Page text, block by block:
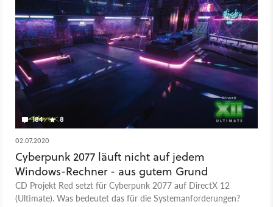
184 8
02.07.2020
Cyberpunk 2077 läuft nicht auf jedem
Windows-Rechner - aus gutem Grund
CD Projekt Red setzt für Cyberpunk 2077 auf DirectX 12
(Ultimate). Was bedeutet das für die Systemanforderungen?